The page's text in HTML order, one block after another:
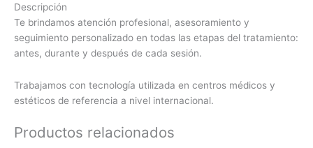
Descripción
Te brindamos atención profesional, asesoramiento y
seguimiento personalizado en todas las etapas del tratamiento:
antes, durante y después de cada sesión.
Trabajamos con tecnología utilizada en centros médicos y
estéticos de referencia a nivel internacional.
Productos relacionados